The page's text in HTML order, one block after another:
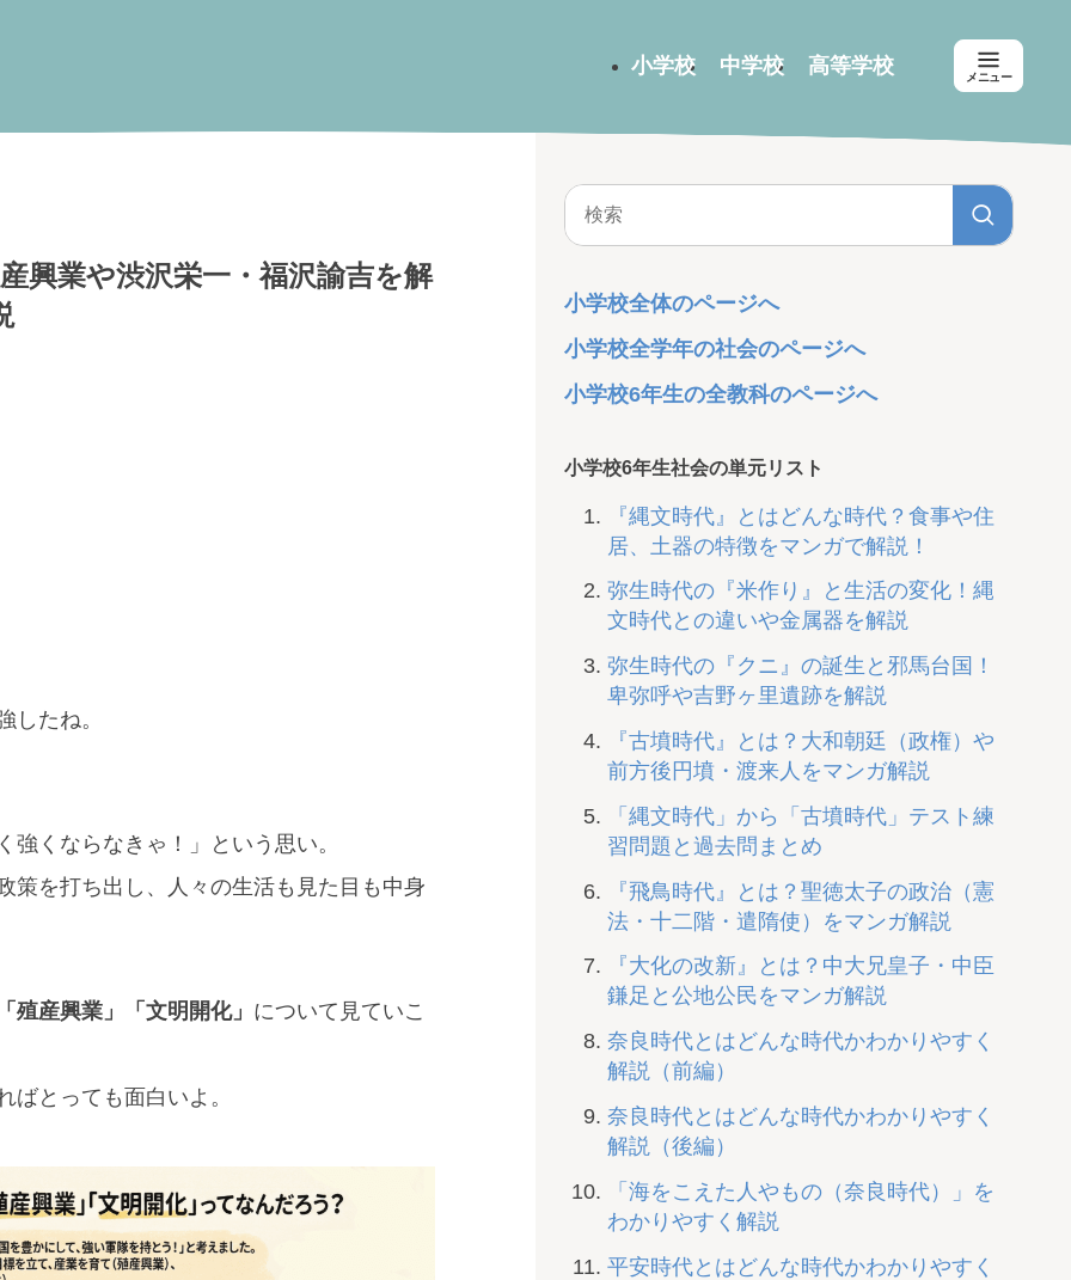
小学校 中学校 高等学校 メニュー
興業や渋沢栄一・福沢諭吉を解
したね。
くならなきゃ！」という思い。
策を打ち出し、人々の生活も見た目も中身
殖産興業」「文明開化」 について見ていこ
とっても面白いよ。
小学校全体のページへ
小学校全学年の社会のページへ
小学校6年生の全教科のページへ
小学校6年生社会の単元リスト
『縄文時代』とはどんな時代？食事や住
居、土器の特徴をマンガで解説！
弥生時代の『米作り』と生活の変化！縄
文時代との違いや金属器を解説
弥生時代の『クニ』の誕生と邪馬台国！
卑弥呼や吉野ヶ里遺跡を解説
『古墳時代』とは？大和朝廷（政権）や
前方後円墳・渡来人をマンガ解説
「縄文時代」から「古墳時代」テスト練
習問題と過去問まとめ
『飛鳥時代』とは？聖徳太子の政治（憲
法・十二階・遣隋使）をマンガ解説
『大化の改新』とは？中大兄皇子・中臣
鎌足と公地公民をマンガ解説
奈良時代とはどんな時代かわかりやすく
解説（前編）
奈良時代とはどんな時代かわかりやすく
解説（後編）
「海をこえた人やもの（奈良時代）」を
わかりやすく解説
平安時代とはどんな時代かわかりやすく